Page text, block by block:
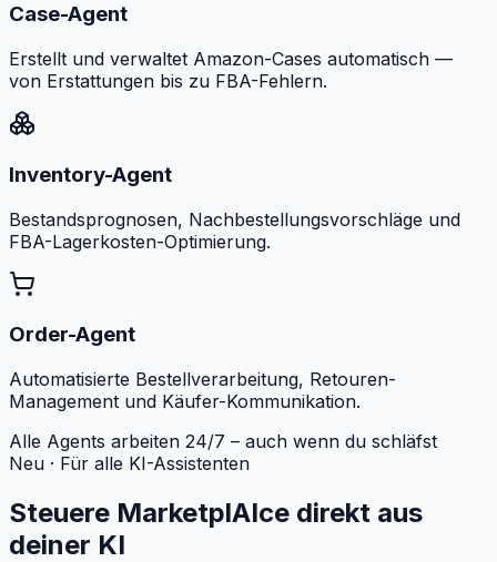
Case-Agent
Erstellt und verwaltet Amazon-Cases automatisch —
von Erstattungen bis zu FBA-Fehlern.
Inventory-Agent
Bestandsprognosen, Nachbestellungsvorschläge und
FBA-Lagerkosten-Optimierung.
Order-Agent
Automatisierte Bestellverarbeitung, Retouren-
Management und Käufer-Kommunikation.
Alle Agents arbeiten 24/7 – auch wenn du schläfst
Neu · Für alle KI-Assistenten
Steuere MarketplAIce direkt aus
deiner KI